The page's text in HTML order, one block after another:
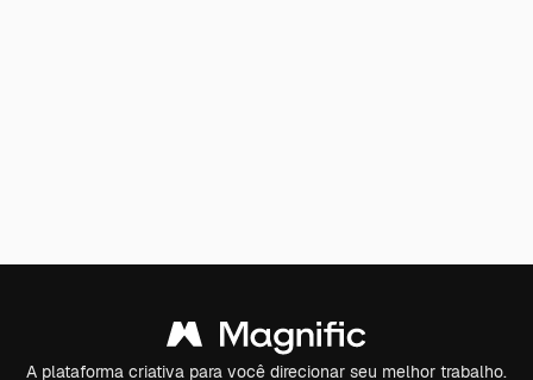
A plataforma criativa para você direcionar seu melhor trabalho.